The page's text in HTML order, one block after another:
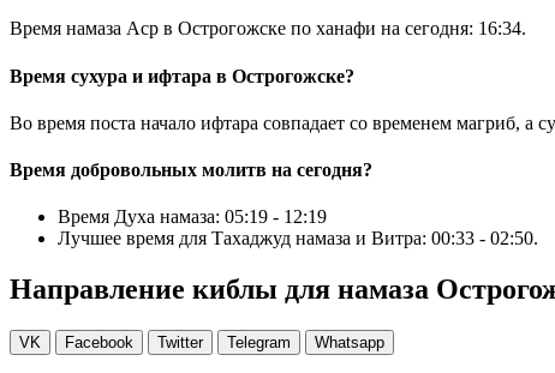
Время намаза Аср в Острогожске по ханафи на сегодня: 16:34.
Время сухура и ифтара в Острогожске?
Во время поста начало ифтара совпадает со временем магриб, а
Время добровольных молитв на сегодня?
Время Духа намаза: 05:19 - 12:19
Лучшее время для Тахаджуд намаза и Витра: 00:33 - 02:50.
Направление киблы для намаза
VK Facebook Twitter Telegram Whatsapp